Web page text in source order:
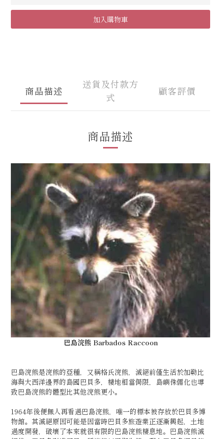
加入購物車
商品描述
送貨及付款方
式
顧客評價
商品描述
巴島浣熊 Barbados Raccoon
巴島浣熊是浣熊的亞種，又稱格氏浣熊，滅絕前僅生活於加勒比
海與大西洋邊界的島國巴貝多，棲地相當侷限，島嶼侏儒化也導
致巴島浣熊的體型比其他浣熊更小。
1964年後便無人再看過巴島浣熊，唯一的標本被存放於巴貝多博
物館。其滅絕原因可能是因當時巴貝多旅遊業正逐漸興起，土地
過度開發，破壞了本來就很有限的巴島浣熊棲息地。巴島浣熊滅